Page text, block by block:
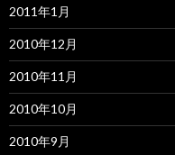
2011年1月
2010年12月
2010年11月
2010年10月
2010年9月